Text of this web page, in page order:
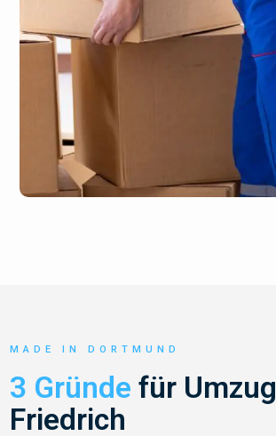
MADE IN DORTMUND
3 Gründe für Umzug
Friedrich